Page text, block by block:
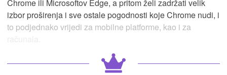
Chrome ili Microsoftov Edge, a pritom želi zadržati velik
izbor proširenja i sve ostale pogodnosti koje Chrome nudi, i
to podjednako vrijedi za mobilne platforme, kao i za